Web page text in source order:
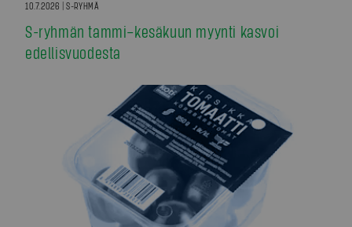
10.7.2026 | S-RYHMÄ
S-ryhmän tammi–kesäkuun myynti kasvoi
edellisvuodesta